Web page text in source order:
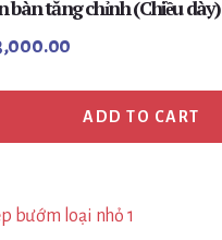
bàn tăng chỉnh (Chiều dày)
ADD TO CART